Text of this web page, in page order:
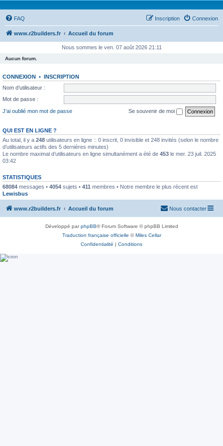
FAQ Connexion
Inscription
www.r2builders.fr Accueil du forum
Nous sommes le ven. 07 août 2026 21:11
Aucun forum.
CONNEXION • INSCRIPTION
Nom d’utilisateur :
Mot de passe :
J’ai oublié mon mot de passe
Se souvenir de moi
QUI EST EN LIGNE ?
Au total, il y a 248 utilisateurs en ligne :: 0 inscrit, 0 invisible et 248 invités (selon le nombre
d’utilisateurs actifs des 5 dernières minutes)
Le nombre maximal d’utilisateurs en ligne simultanément a été de 453 le mer. 23 juil. 2025
03:42
STATISTIQUES
68084 messages • 4054 sujets • 411 membres • Notre membre le plus récent est
Lewisbus
www.r2builders.fr Accueil du forum Nous contacter
Développé parphpBB® Forum Software © phpBB Limited
Traduction française officielle ©Miles Cellar
Confidentialité | Conditions